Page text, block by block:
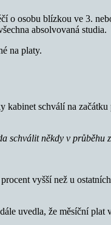
o osobu blízkou ve 3.
absolvovaná studia.
na platy.
schválí na
schválit někdy v průběhu
vyšší než u
uvedla, že měsíční plat